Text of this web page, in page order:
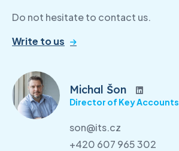
Do not hesitate to contact us.
Write to us
Michal Šon
Director of Key Accounts
son@its.cz
+420 607 965 302